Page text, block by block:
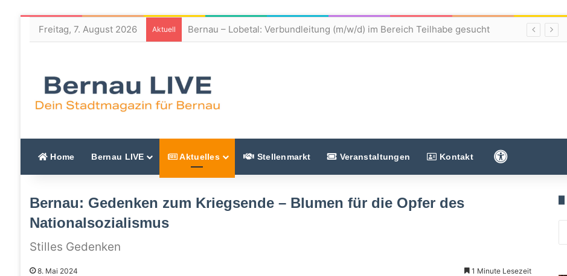
Freitag, 7. August 2026 Aktuell Bernau – Lobetal: Verbundleitung (m/w/d) im Bereich Teilhabe gesucht
Home Bernau LIVE Aktuelles Stellenmarkt Veranstaltungen Kontakt Barrierefreiheit
Bernau: Gedenken zum Kriegsende – Blumen für die Opfer des
Nationalsozialismus
Stilles Gedenken
8. Mai 2024 1 Minute Lesezeit